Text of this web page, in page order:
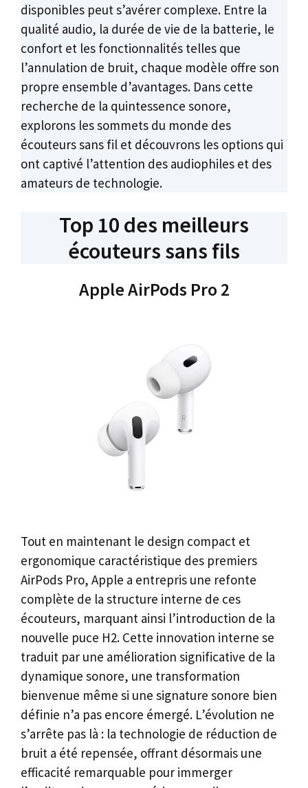
disponibles peut s’avérer complexe. Entre la
qualité audio, la durée de vie de la batterie, le
confort et les fonctionnalités telles que
l’annulation de bruit, chaque modèle offre son
propre ensemble d’avantages. Dans cette
recherche de la quintessence sonore,
explorons les sommets du monde des
écouteurs sans fil et découvrons les options qui
ont captivé l’attention des audiophiles et des
amateurs de technologie.
Top 10 des meilleurs
écouteurs sans fils
Apple AirPods Pro 2
Tout en maintenant le design compact et
ergonomique caractéristique des premiers
AirPods Pro, Apple a entrepris une refonte
complète de la structure interne de ces
écouteurs, marquant ainsi l’introduction de la
nouvelle puce H2. Cette innovation interne se
traduit par une amélioration significative de la
dynamique sonore, une transformation
bienvenue même si une signature sonore bien
définie n’a pas encore émergé. L’évolution ne
s’arrête pas là : la technologie de réduction de
bruit a été repensée, offrant désormais une
efficacité remarquable pour immerger